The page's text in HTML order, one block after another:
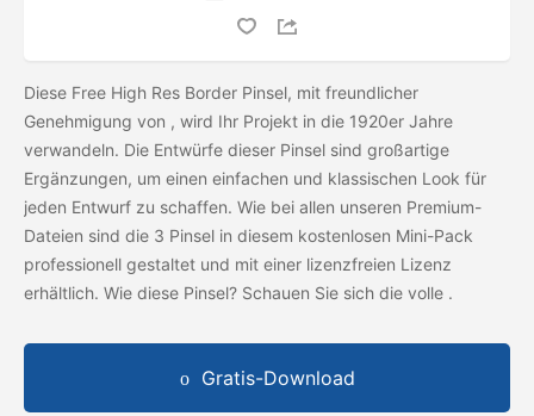
Diese Free High Res Border Pinsel, mit freundlicher
Genehmigung von , wird Ihr Projekt in die 1920er Jahre
verwandeln. Die Entwürfe dieser Pinsel sind großartige
Ergänzungen, um einen einfachen und klassischen Look für
jeden Entwurf zu schaffen. Wie bei allen unseren Premium-
Dateien sind die 3 Pinsel in diesem kostenlosen Mini-Pack
professionell gestaltet und mit einer lizenzfreien Lizenz
erhältlich. Wie diese Pinsel? Schauen Sie sich die volle .
Gratis-Download